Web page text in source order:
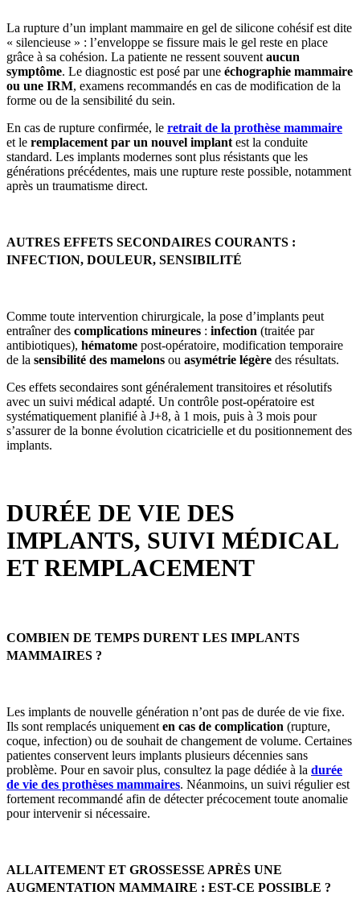
La rupture d’un implant mammaire en gel de silicone cohésif est dite
« silencieuse » : l’enveloppe se fissure mais le gel reste en place
grâce à sa cohésion. La patiente ne ressent souvent aucun
symptôme. Le diagnostic est posé par une échographie mammaire
ou une IRM, examens recommandés en cas de modification de la
forme ou de la sensibilité du sein.
En cas de rupture confirmée, le retrait de la prothèse mammaire
et le remplacement par un nouvel implant est la conduite
standard. Les implants modernes sont plus résistants que les
générations précédentes, mais une rupture reste possible, notamment
après un traumatisme direct.
AUTRES EFFETS SECONDAIRES COURANTS :
INFECTION, DOULEUR, SENSIBILITÉ
Comme toute intervention chirurgicale, la pose d’implants peut
entraîner des complications mineures : infection (traitée par
antibiotiques), hématome post-opératoire, modification temporaire
de la sensibilité des mamelons ou asymétrie légère des résultats.
Ces effets secondaires sont généralement transitoires et résolutifs
avec un suivi médical adapté. Un contrôle post-opératoire est
systématiquement planifié à J+8, à 1 mois, puis à 3 mois pour
s’assurer de la bonne évolution cicatricielle et du positionnement des
implants.
DURÉE DE VIE DES
IMPLANTS, SUIVI MÉDICAL
ET REMPLACEMENT
COMBIEN DE TEMPS DURENT LES IMPLANTS
MAMMAIRES ?
Les implants de nouvelle génération n’ont pas de durée de vie fixe.
Ils sont remplacés uniquement en cas de complication (rupture,
coque, infection) ou de souhait de changement de volume. Certaines
patientes conservent leurs implants plusieurs décennies sans
problème. Pour en savoir plus, consultez la page dédiée à la durée
de vie des prothèses mammaires. Néanmoins, un suivi régulier est
fortement recommandé afin de détecter précocement toute anomalie
pour intervenir si nécessaire.
ALLAITEMENT ET GROSSESSE APRÈS UNE
AUGMENTATION MAMMAIRE : EST-CE POSSIBLE ?